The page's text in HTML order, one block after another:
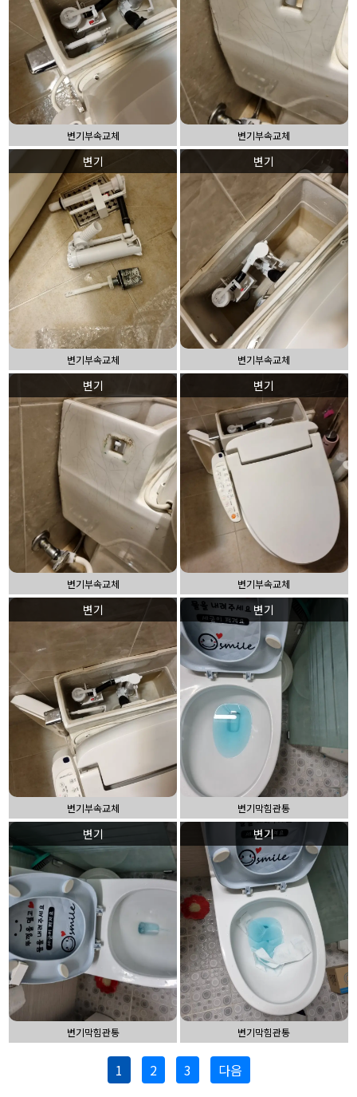
변기부속교체 변기부속교체
변기
변기부속교체
변기
변기부속교체
변기
변기부속교체
변기
변기부속교체
변기
변기부속교체
변기
변기막힘관통
변기
변기막힘관통
변기
변기막힘관통
1 2 3 다음